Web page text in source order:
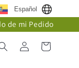
Español
de mi Pedido
Iniciar
sesión
Carrito